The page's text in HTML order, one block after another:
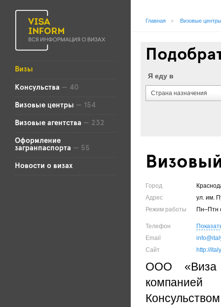
Визы
Консульства — 40
Визовые центры — 154
Визовые агентства — 232
Оформление
загранпаспорта — 55
Новости о визах
Главная » Визовые центры
Я еду в
Страна назначения
Город
Адрес
ул. им.
Режим работы
Пн–Птн
Телефон
Email
Сайт
http://
ООО «Виза
компанией